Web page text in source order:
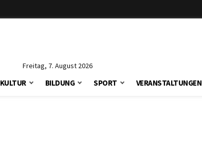
Freitag, 7. August 2026
KULTUR BILDUNG SPORT VERANSTALTUNGEN